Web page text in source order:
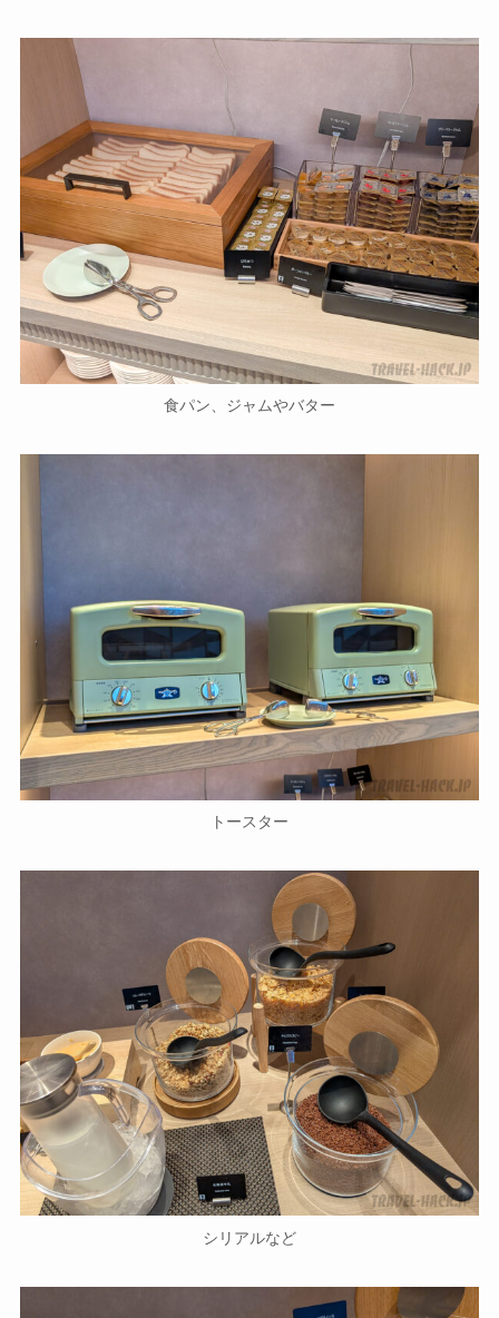
食パン、ジャムやバター
トースター
シリアルなど